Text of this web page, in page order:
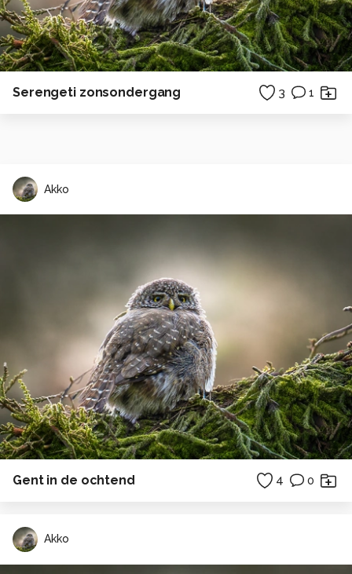
Serengeti zonsondergang 3 1
Akko
Gent in de ochtend 4 0
Akko